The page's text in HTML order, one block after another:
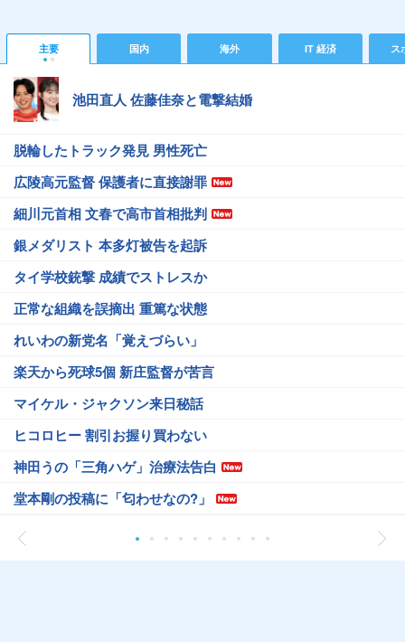
主要 国内 海外 IT 経済 ス
池田直人 佐藤佳奈と電撃結婚
脱輪したトラック発見 男性死亡
広陵高元監督 保護者に直接謝罪
細川元首相 文春で高市首相批判
銀メダリスト 本多灯被告を起訴
タイ学校銃撃 成績でストレスか
正常な組織を誤摘出 重篤な状態
れいわの新党名「覚えづらい」
楽天から死球5個 新庄監督が苦言
マイケル・ジャクソン来日秘話
ヒコロヒー 割引お握り買わない
神田うの「三角ハゲ」治療法告白
堂本剛の投稿に「匂わせなの?」